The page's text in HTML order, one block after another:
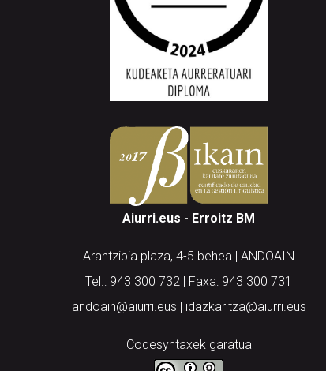
Aiurri.eus - Erroitz BM
Arantzibia plaza, 4-5 behea | ANDOAIN
Tel.: 943 300 732 | Faxa: 943 300 731
andoain@aiurri.eus | idazkaritza@aiurri.eus
Codesyntaxek garatua